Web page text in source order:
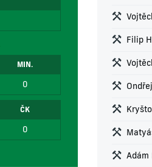
MIN.
0
ČK
0
Filip
Adám